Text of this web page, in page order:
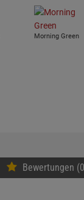
Morning Green
Bewertungen